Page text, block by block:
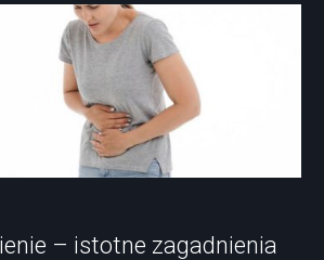
– istotne zagadnienia